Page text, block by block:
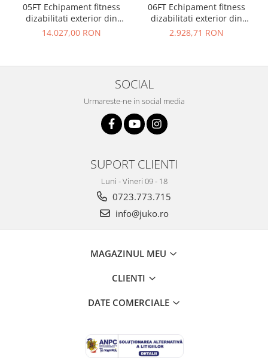
05FT Echipament fitness
dizabilitati exterior din
metal
14.027,00 RON
06FT Echipament fitness
dizabilitati exterior din
metal
2.928,71 RON
SOCIAL
Urmareste-ne in social media
SUPORT CLIENTI
Luni - Vineri 09 - 18
0723.773.715
info@juko.ro
MAGAZINUL MEU
CLIENTI
DATE COMERCIALE